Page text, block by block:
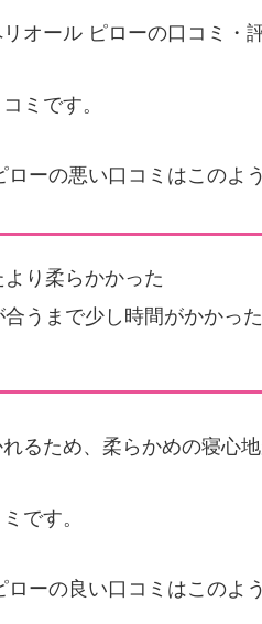
オール ピローの口コミ・
ミです。
ローの悪い口コミはこのよ
より柔らかかった
合うまで少し時間がかかった
るため、柔らかめの寝心
です。
ローの良い口コミはこのよ